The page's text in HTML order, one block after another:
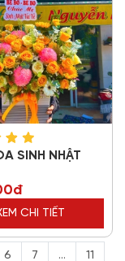
SINH NHẬT
CHI TIẾT
6 7 ... 11